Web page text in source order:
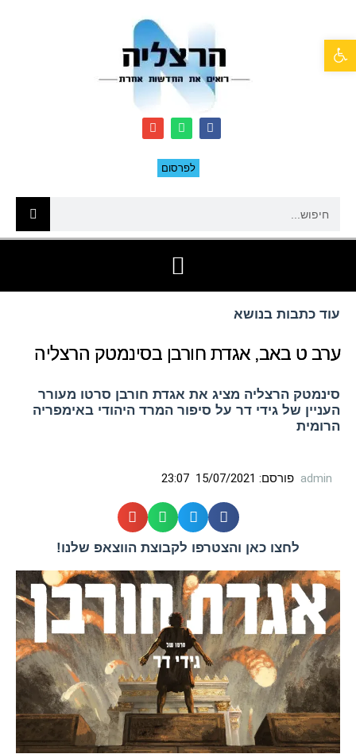
לפרסום
עוד כתבות בנושא
ערב ט באב, אגדת חורבן בסינמטק הרצליה
סינמטק הרצליה מציג את אגדת חורבן סרטו מעורר
העניין של גידי דר על סיפור המרד היהודי באימפריה
הרומית
admin פורסם: 15/07/2021
23:07
לחצו כאן והצטרפו לקבוצת הווצאפ שלנו!
פתח סרגל נגישות